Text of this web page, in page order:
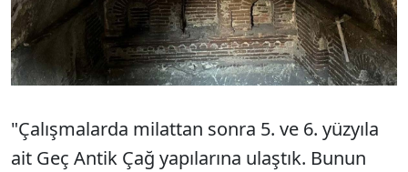
"Çalışmalarda milattan sonra 5. ve 6. yüzyıla
ait Geç Antik Çağ yapılarına ulaştık. Bunun